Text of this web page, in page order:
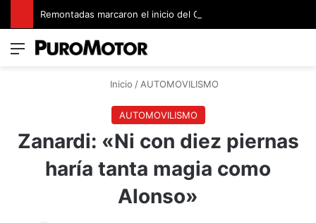
Menú
Inicio / AUTOMOVILISMO
AUTOMOVILISMO
Zanardi: «Ni con diez piernas
haría tanta magia como
Alonso»